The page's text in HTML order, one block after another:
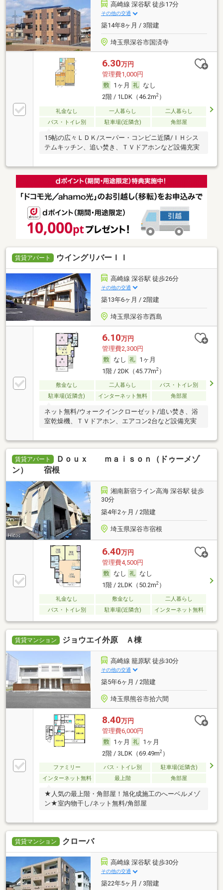
高崎線 深谷駅 徒歩17分
その他の交通
築14年8ヶ月 / 3階建
埼玉県深谷市国済寺
6.30万円
管理費1,000円
1ヶ月
なし
2階 / 1LDK（46.2m2）
礼金なし 一人暮らし
二人暮らし
バス・トイレ別
駐車場(近隣含) 角部屋
15帖の広々ＬＤＫ/スーパー・コンビニ近隣/ＩＨシス
テムキッチン、追い焚き、ＴＶドアホンなど設備充実
賃貸アパート ウイングリバーＩＩ
高崎線 深谷駅 徒歩26分
その他の交通
築13年6ヶ月 / 2階建
埼玉県深谷市西島
6.10万円
管理費2,300円
なし
1ヶ月
1階 / 2DK（45.77m2）
敷金なし 二人暮らし
バス・トイレ別
駐車場(近隣含)
インターネット無料 角部屋
ネット無料/ウォークインクローゼット/追い焚き、浴
室乾燥機、ＴＶドアホン、エアコン2台など設備充実
賃貸アパート
Ｄｏｕｘ ｍａｉｓｏｎ（ドゥーメゾ
ン） 宿根
湘南新宿ライン高海 深谷駅 徒歩
30分
築4年2ヶ月 / 2階建
埼玉県深谷市宿根
6.40万円
管理費4,500円
なし
なし
1階 / 2LDK（50.2m2）
礼金なし 敷金なし
二人暮らし
バス・トイレ別
駐車場(近隣含) インターネット無料
賃貸マンション ジョウエイ外原 Ａ棟
高崎線 籠原駅 徒歩30分
その他の交通
築5年6ヶ月 / 2階建
埼玉県熊谷市拾六間
8.40万円
管理費6,000円
1ヶ月
1ヶ月
2階 / 3LDK（69.49m2）
ファミリー バス・トイレ別
駐車場(近隣含)
インターネット無料
最上階 角部屋
★人気の最上階・角部屋！旭化成施工のへーベルメゾ
ン★室内物干し/ネット無料/角部屋
賃貸マンション クローバ
高崎線 深谷駅 徒歩30分
その他の交通
築22年5ヶ月 / 3階建